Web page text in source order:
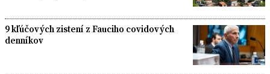
9 kľúčových zistení z Fauciho covidových
denníkov